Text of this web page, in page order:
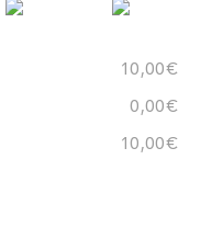
10,00€
0,00€
10,00€